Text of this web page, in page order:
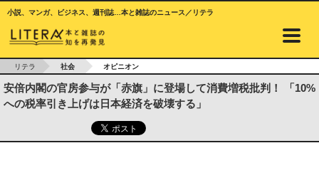
小説、マンガ、ビジネス、週刊誌…本と雑誌のニュース／リテラ
リテラ 社会 オピニオン
安倍内閣の官房参与が「赤旗」に登場して消費増税批判！ 「10%
への税率引き上げは日本経済を破壊する」